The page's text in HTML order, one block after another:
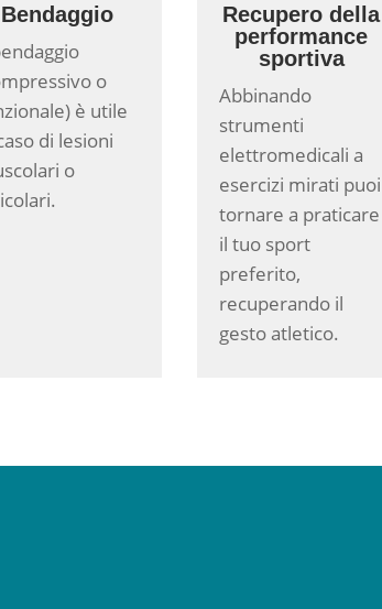
Bendaggio
o
è utile
di lesioni
o
Recupero della
performance
sportiva
Abbinando
strumenti
elettromedicali a
esercizi mirati puoi
tornare a praticare
il tuo sport
preferito,
recuperando il
gesto atletico.